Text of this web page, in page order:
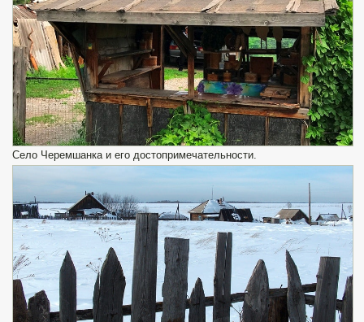
Село Черемшанка и его достопримечательности.